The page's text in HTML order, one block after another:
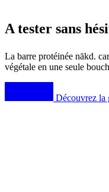
A tester sans
La barre protéinée nākd.
végétale en une seule
Découvrez la